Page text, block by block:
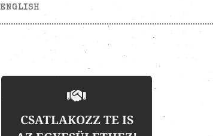
ENGLISH
CSATLAKOZZ TE IS